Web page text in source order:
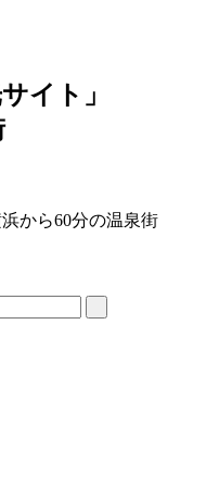
イト」
から60分の温泉街